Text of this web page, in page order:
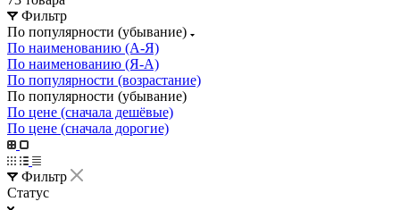
Фильтр
По популярности (убывание)
По наименованию (А-Я)
По наименованию (Я-А)
По популярности (возрастание)
По популярности (убывание)
По цене (сначала дешёвые)
По цене (сначала дорогие)
Фильтр
Статус